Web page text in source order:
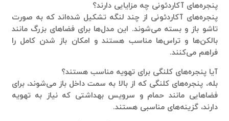
پنجره‌های آکاردئونی چه مزایایی دارند؟
پنجره‌های آکاردئونی از چند لنگه تشکیل شده‌اند که به صورت
تاشو باز و بسته می‌شوند. این مدل‌ها برای فضاهای بزرگ مانند
بالکن‌ها و تراس‌ها مناسب هستند و امکان باز شدن کامل را
فراهم می‌کنند.
آیا پنجره‌های کلنگی برای تهویه مناسب هستند؟
بله، پنجره‌های کلنگی که از بالا به سمت داخل باز می‌شوند، برای
فضاهایی مانند حمام و سرویس بهداشتی که نیاز به تهویه
دارند، گزینه‌های مناسبی هستند.